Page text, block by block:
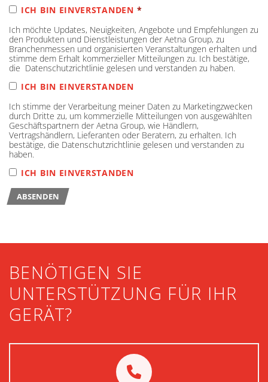
ICH BIN EINVERSTANDEN *(REQUIRED)
ICH BIN EINVERSTANDEN
Ich möchte Updates, Neuigkeiten, Angebote und Empfehlungen zu
den Produkten und Dienstleistungen der Aetna Group, zu
Branchenmessen und organisierten Veranstaltungen erhalten und
stimme dem Erhalt kommerzieller Mitteilungen zu. Ich bestätige,
die Datenschutzrichtlinie gelesen und verstanden zu haben.
ICH BIN EINVERSTANDEN
Ich stimme der Verarbeitung meiner Daten zu Marketingzwecken
durch Dritte zu, um kommerzielle Mitteilungen von ausgewählten
Geschäftspartnern der Aetna Group, wie Händlern,
Vertragshändlern, Lieferanten oder Beratern, zu erhalten. Ich
bestätige, die Datenschutzrichtlinie gelesen und verstanden zu
haben.
ABSENDEN
BENÖTIGEN SIE
UNTERSTÜTZUNG FÜR IHR
GERÄT?